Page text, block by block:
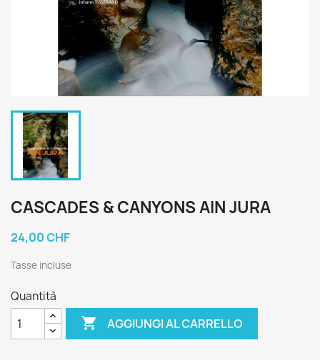
CASCADES & CANYONS AIN JURA
24,00 CHF
Tasse incluse
Quantità
 AGGIUNGI AL CARRELLO